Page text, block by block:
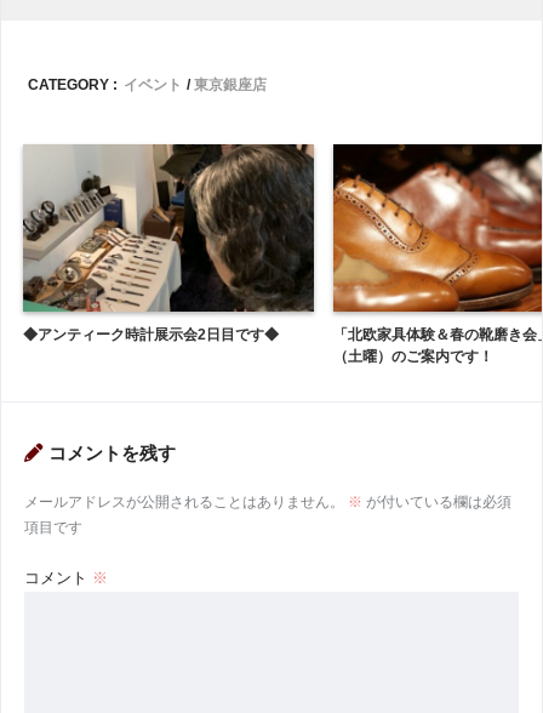
CATEGORY : イベント 東京銀座店
◆アンティーク時計展示会2日目です◆
「北欧家具体験＆春の靴磨き
（土曜）のご案内です！
コメントを残す
メールアドレスが公開されることはありません。 ※ が付いている欄は必須
項目です
コメント ※